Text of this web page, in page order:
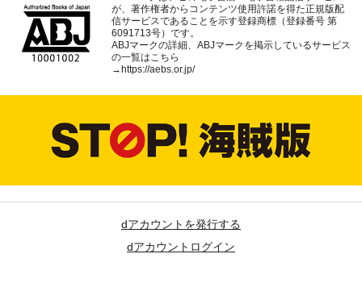
が、著作権者からコンテンツ使用許諾を得た正規版配
信サービスであることを示す登録商標（登録番号 第
6091713号）です。
ABJマークの詳細、ABJマークを掲示しているサービス
の一覧はこちら
→ https://aebs.or.jp/
dアカウントを発行する
dアカウントログイン